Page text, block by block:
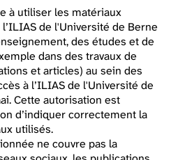
à utiliser les matériaux
de l'Université de Berne
des études et de
dans des travaux de
et articles) au sein des
à l’ILIAS de l'Université de
Cette autorisation est
d’indiquer correctement la
utilisés.
ne couvre pas la